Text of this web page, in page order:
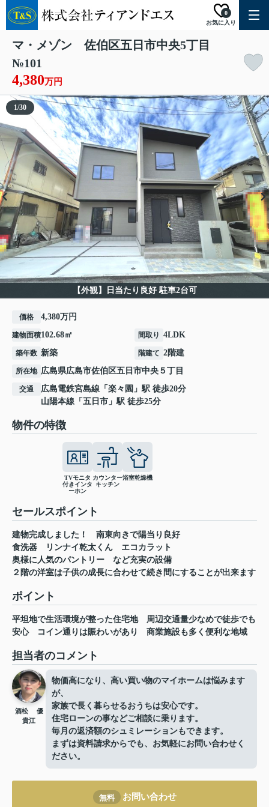
お気に入り
0
マ・メゾン 佐伯区五日市中央5丁目
№101
4,380万円
【外観】日当たり良好 駐車2台可
1/30
価格 4,380万円
建物面積102.68㎡ 間取り 4LDK
築年数 新築 階建て 2階建
所在地 広島県広島市佐伯区五日市中央 ５丁目
交通 広島電鉄宮島線 「 楽々園 」駅 徒歩20分
山陽本線 「 五日市 」駅 徒歩25分
物件の特徴
TVモニタ
付きインタ
ーホン
カウンター
キッチン
浴室乾燥機
セールスポイント
建物完成しました！ 南東向きで陽当り良好
食洗器 リンナイ乾太くん エコカラット
奥様に人気のパントリー など充実の設備
２階の洋室は子供の成長に合わせて続き間にすることが出来ます
ポイント
平坦地で生活環境が整った住宅地
周辺交通量少なめで徒歩でも
安心
コイン通りは賑わいがあり 商業施設も多く便利な地域
担当者のコメント
酒松 優
貴江
物価高になり、高い買い物のマイホームは悩みます
が、
家族で長く暮らせるおうちは安心です。
住宅ローンの事などご相談に乗ります。
毎月の返済額のシュミレーションもできます。
まずは資料請求からでも、お気軽にお問い合わせく
ださい。
無料 お問い合わせ